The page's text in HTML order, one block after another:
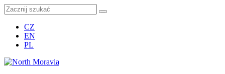
CZ
EN
PL